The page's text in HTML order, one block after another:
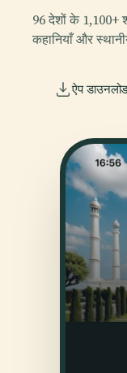
96 देशों के 1,100+
कहानियाँ और
ऐप